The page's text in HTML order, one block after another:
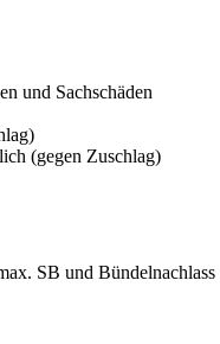
und Sachschäden
(gegen Zuschlag)
SB und Bündelnachlass